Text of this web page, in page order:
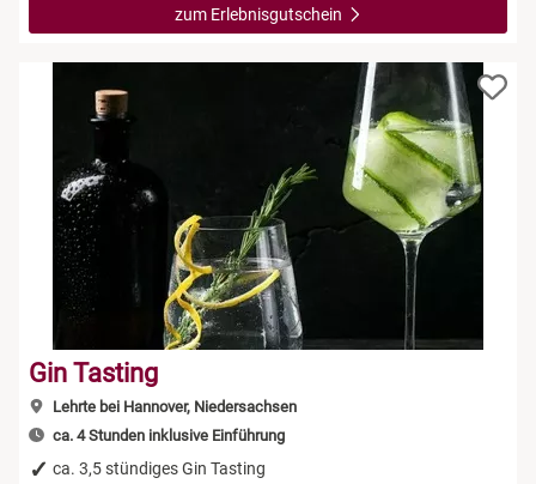
zum Erlebnisgutschein
Gin Tasting
Lehrte bei Hannover, Niedersachsen
ca. 4 Stunden inklusive Einführung
ca. 3,5 stündiges Gin Tasting